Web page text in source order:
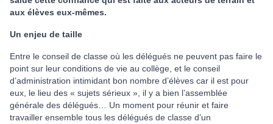
aux élèves eux-mêmes.
Un enjeu de taille
Entre le conseil de classe où les délégués ne peuvent pas faire le
point sur leur conditions de vie au collège, et le conseil
d’administration intimidant bon nombre d’élèves car il est pour
eux, le lieu des « sujets sérieux », il y a bien l’assemblée
générale des délégués… Un moment pour réunir et faire
travailler ensemble tous les délégués de classe d’un